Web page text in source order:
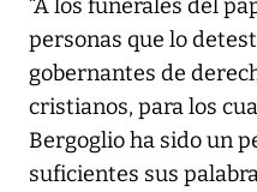
“A los funerales del
personas que lo
gobernantes de
cristianos, para los
Bergoglio ha sido un
suficientes sus